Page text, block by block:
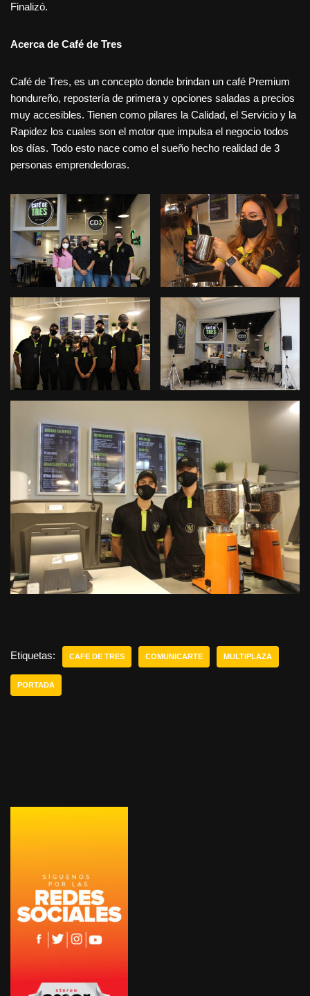
Finalizó.
Acerca de Café de Tres
Café de Tres, es un concepto donde brindan un café Premium
hondureño, repostería de primera y opciones saladas a precios
muy accesibles. Tienen como pilares la Calidad, el Servicio y la
Rapidez los cuales son el motor que impulsa el negocio todos
los días. Todo esto nace como el sueño hecho realidad de 3
personas emprendedoras.
Etiquetas: CAFE DE TRES COMUNICARTE MULTIPLAZA
PORTADA